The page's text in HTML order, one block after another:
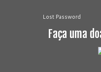
Lost Password
Faça uma